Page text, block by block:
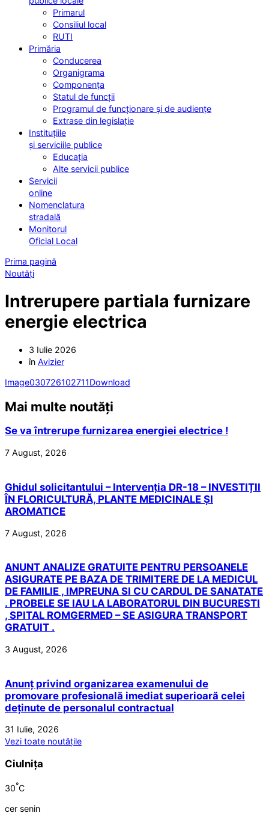
Primarul
Consiliul local
RUTI
Primăria
Conducerea
Organigrama
Componența
Statul de funcții
Programul de funcționare și de audiențe
Extrase din legislație
Instituțiile
și serviciile publice
Educația
Alte servicii publice
Servicii
online
Nomenclatura
stradală
Monitorul
Oficial Local
Prima pagină
Noutăți
Intrerupere partiala furnizare
energie electrica
3 Iulie 2026
în Avizier
Image030726102711Download
Mai multe noutăți
Se va întrerupe furnizarea energiei electrice !
7 August, 2026
Ghidul solicitantului – Intervenția DR-18 – INVESTIȚII
ÎN FLORICULTURĂ, PLANTE MEDICINALE ȘI
AROMATICE
7 August, 2026
ANUNT ANALIZE GRATUITE PENTRU PERSOANELE
ASIGURATE PE BAZA DE TRIMITERE DE LA MEDICUL
DE FAMILIE , IMPREUNA SI CU CARDUL DE SANATATE
. PROBELE SE IAU LA LABORATORUL DIN BUCURESTI
, SPITAL ROMGERMED – SE ASIGURA TRANSPORT
GRATUIT .
3 August, 2026
Anunț privind organizarea examenului de
promovare profesională imediat superioară celei
deținute de personalul contractual
31 Iulie, 2026
Vezi toate noutățile
Ciulnița
30°C
cer senin